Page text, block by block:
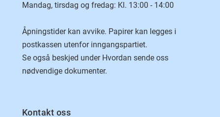
Mandag, tirsdag og fredag: Kl. 13:00 - 14:00
Åpningstider kan avvike. Papirer kan legges i
postkassen utenfor inngangspartiet.
Se også beskjed under Hvordan sende oss
nødvendige dokumenter.
Kontakt oss